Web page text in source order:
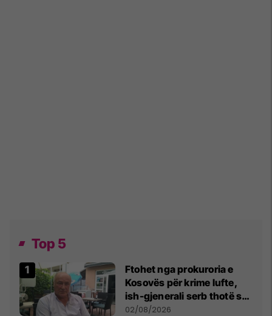
Top 5
Ftohet nga prokuroria e
Kosovës për krime lufte,
ish-gjenerali serb thotë se
dikush e tradhtoi në
02/08/2026